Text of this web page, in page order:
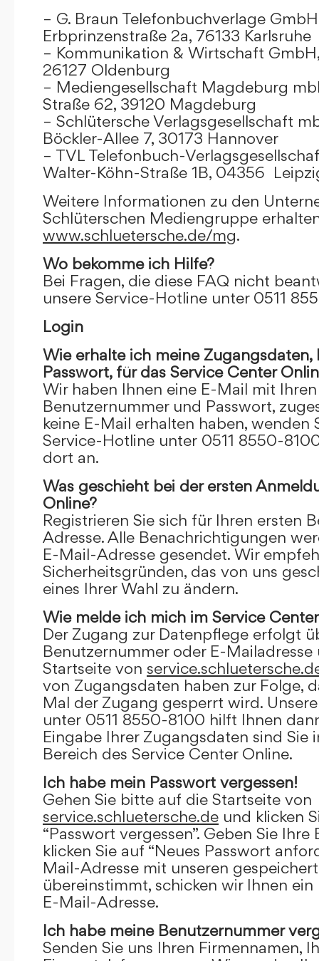
– G. Braun Telefonbuchverlage GmbH
Erbprinzenstraße 2a, 76133 Karlsruhe
– Kommunikation & Wirtschaft
26127 Oldenburg
– Mediengesellschaft Magdeburg
Straße 62, 39120 Magdeburg
– Schlütersche Verlagsgesellschaft
Böckler-Allee 7, 30173 Hannover
– TVL Telefonbuch-
Walter-Köhn-Straße 1B, 04356
Weitere Informationen zu den
Schlüterschen Mediengruppe
www.schluetersche.de/mg.
Wo bekomme ich Hilfe?
Bei Fragen, die diese FAQ nicht
unsere Service-Hotline unter 0511
Login
Wie erhalte ich meine
Passwort, für das Service Center
Wir haben Ihnen eine E-Mail mit
Benutzernummer und Passwort,
keine E-Mail erhalten haben, wenden
Service-Hotline unter 0511 8550-
dort an.
Was geschieht bei der ersten
Online?
Registrieren Sie sich für Ihren ersten
Adresse. Alle Benachrichtigungen
E-Mail-Adresse gesendet. Wir
Sicherheitsgründen, das von uns
eines Ihrer Wahl zu ändern.
Wie melde ich mich im Service
Der Zugang zur Datenpflege erfolgt
Benutzernummer oder E-
Startseite von
von Zugangsdaten haben zur Folge,
Mal der Zugang gesperrt wird.
unter 0511 8550-8100 hilft Ihnen
Eingabe Ihrer Zugangsdaten sind Sie
Bereich des Service Center Online.
Ich habe mein Passwort vergessen!
Gehen Sie bitte auf die Startseite von
service.schluetersche.de und klicken
“Passwort vergessen”. Geben Sie
klicken Sie auf “Neues Passwort
Mail-Adresse mit unseren
übereinstimmt, schicken wir Ihnen
E-Mail-Adresse.
Ich habe meine Benutzernummer
Senden Sie uns Ihren Firmennamen,